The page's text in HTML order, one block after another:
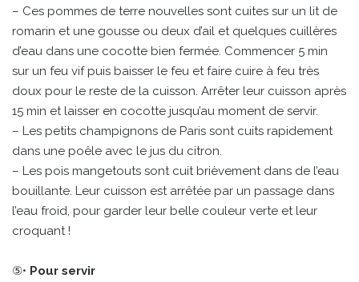
– Ces pommes de terre nouvelles sont cuites sur un lit de
romarin et une gousse ou deux d’ail et quelques cuillères
d’eau dans une cocotte bien fermée. Commencer 5 min
sur un feu vif puis baisser le feu et faire cuire à feu très
doux pour le reste de la cuisson. Arrêter leur cuisson après
15 min et laisser en cocotte jusqu’au moment de servir.
– Les petits champignons de Paris sont cuits rapidement
dans une poêle avec le jus du citron.
– Les pois mangetouts sont cuit brièvement dans de l’eau
bouillante. Leur cuisson est arrêtée par un passage dans
l’eau froid, pour garder leur belle couleur verte et leur
croquant !
⑤• Pour servir